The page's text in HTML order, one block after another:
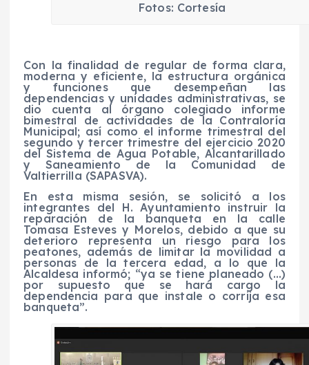
Fotos: Cortesía
Con la finalidad de regular de forma clara,
moderna y eficiente, la estructura orgánica
y funciones que desempeñan las
dependencias y unidades administrativas, se
dio cuenta al órgano colegiado informe
bimestral de actividades de la Contraloría
Municipal; así como el informe trimestral del
segundo y tercer trimestre del ejercicio 2020
del Sistema de Agua Potable, Alcantarillado
y Saneamiento de la Comunidad de
Valtierrilla (SAPASVA).
En esta misma sesión, se solicitó a los
integrantes del H. Ayuntamiento instruir la
reparación de la banqueta en la calle
Tomasa Esteves y Morelos, debido a que su
deterioro representa un riesgo para los
peatones, además de limitar la movilidad a
personas de la tercera edad, a lo que la
Alcaldesa informó; “ya se tiene planeado (…)
por supuesto que se hará cargo la
dependencia para que instale o corrija esa
banqueta”.